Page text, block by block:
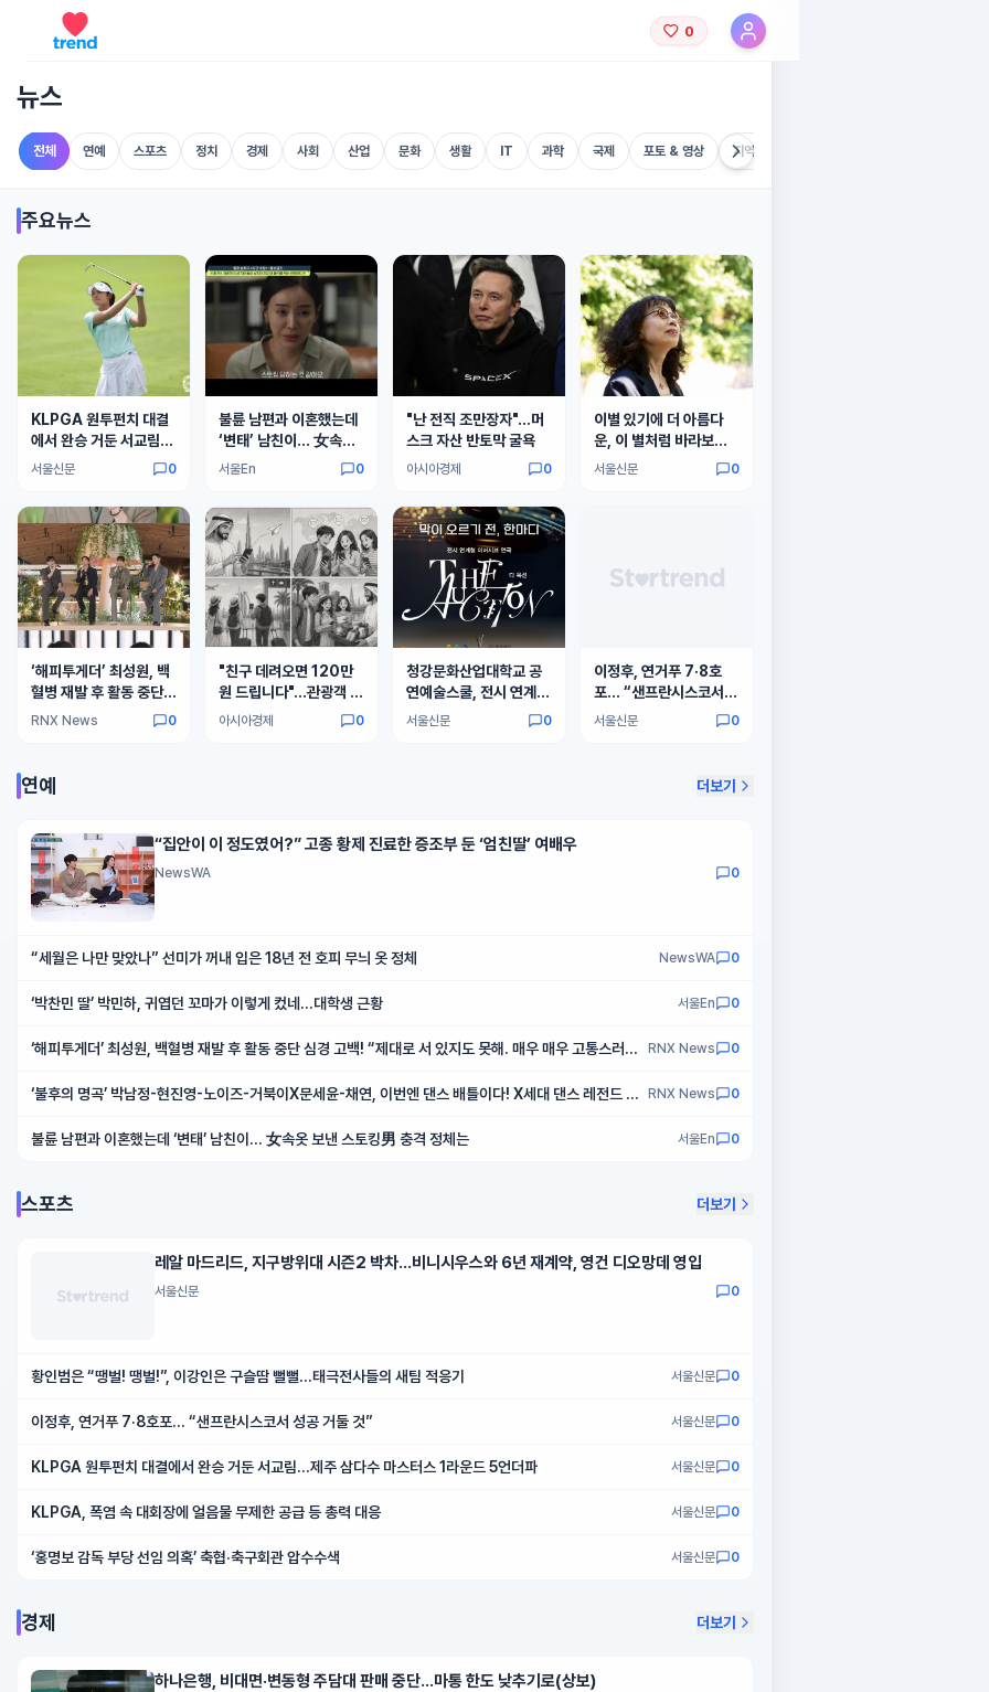
0
뉴스
전체 연예 스포츠 정치 경제 사회 산업 문화 생활 IT 과학 국제 포토 & 영상 지역
주요뉴스
KLPGA 원투펀치 대결
에서 완승 거둔 서교림…
제주 삼다수 마스터스 1
서울신문 0
불륜 남편과 이혼했는데
‘변태’ 남친이… 女속옷
보낸 스토킹男 충격 정체
서울En 0
"난 전직 조만장자"…머
스크 자산 반토막 굴욕
아시아경제 0
이별 있기에 더 아름다
운, 이 별처럼 바라보고
픈 것
서울신문 0
‘해피투게더’ 최성원, 백
혈병 재발 후 활동 중단
심경 고백! “제대로 서 있
RNX News 0
"친구 데려오면 120만
원 드립니다"…관광객 끊
긴 두바이의 초강수
아시아경제 0
청강문화산업대학교 공
연예술스쿨, 전시 연계형
이머시브 연극 ‘디 옥션
서울신문 0
이정후, 연거푸 7·8호
포… “샌프란시스코서
성공 거둘 것”
서울신문 0
연예 더보기
“집안이 이 정도였어?” 고종 황제 진료한 증조부 둔 ‘엄친딸’ 여배우
NewsWA 0
“세월은 나만 맞았나” 선미가 꺼내 입은 18년 전 호피 무늬 옷 정체 NewsWA 0
‘박찬민 딸’ 박민하, 귀엽던 꼬마가 이렇게 컸네…대학생 근황 서울En 0
‘해피투게더’ 최성원, 백혈병 재발 후 활동 중단 심경 고백! “제대로 서 있지도 못해. 매우 매우 고통스러웠
RNX News 0
‘불후의 명곡’ 박남정-현진영-노이즈-거북이X문세윤-채연, 이번엔 댄스 배틀이다! X세대 댄스 레전드 총
RNX News 0
불륜 남편과 이혼했는데 ‘변태’ 남친이… 女속옷 보낸 스토킹男 충격 정체는 서울En 0
스포츠 더보기
레알 마드리드, 지구방위대 시즌2 박차...비니시우스와 6년 재계약, 영건 디오망데 영입
서울신문 0
황인범은 “땡벌! 땡벌!”, 이강인은 구슬땀 뻘뻘…태극전사들의 새팀 적응기 서울신문 0
이정후, 연거푸 7·8호포… “샌프란시스코서 성공 거둘 것” 서울신문 0
KLPGA 원투펀치 대결에서 완승 거둔 서교림…제주 삼다수 마스터스 1라운드 5언더파 서울신문 0
KLPGA, 폭염 속 대회장에 얼음물 무제한 공급 등 총력 대응 서울신문 0
‘홍명보 감독 부당 선임 의혹’ 축협·축구회관 압수수색 서울신문 0
경제 더보기
하나은행, 비대면·변동형 주담대 판매 중단…마통 한도 낮추기로(상보)